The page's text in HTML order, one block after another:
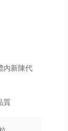
內新陳代
質